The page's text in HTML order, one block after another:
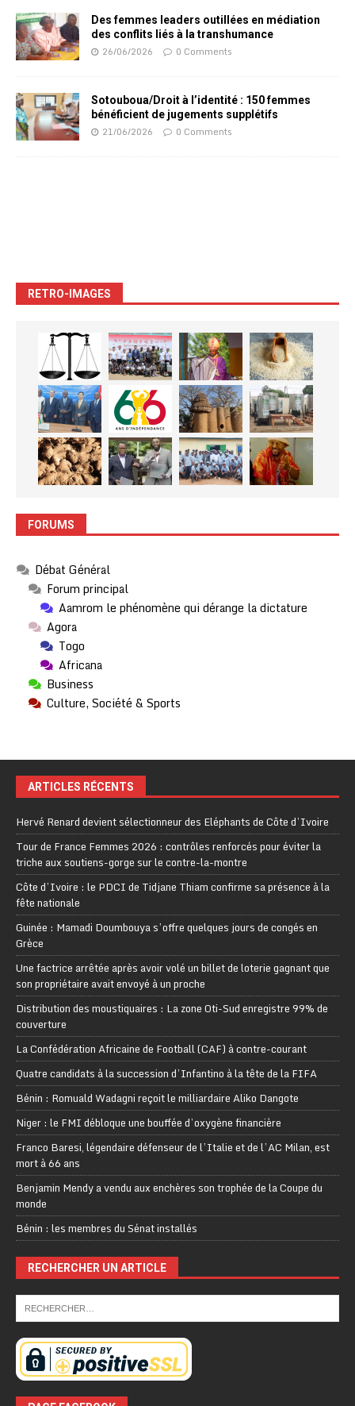
Des femmes leaders outillées en médiation
des conflits liés à la transhumance
26/06/2026 0 Comments
Sotouboua/Droit à l’identité : 150 femmes
bénéficient de jugements supplétifs
21/06/2026 0 Comments
RETRO-IMAGES
FORUMS
Débat Général
Forum principal
Aamrom le phénomène qui dérange la dictature
Agora
Togo
Africana
Business
Culture, Société & Sports
ARTICLES RÉCENTS
Hervé Renard devient sélectionneur des Eléphants de Côte d’Ivoire
Tour de France Femmes 2026 : contrôles renforcés pour éviter la
triche aux soutiens-gorge sur le contre-la-montre
Côte d’Ivoire : le PDCI de Tidjane Thiam confirme sa présence à la
fête nationale
Guinée : Mamadi Doumbouya s’offre quelques jours de congés en
Grèce
Une factrice arrêtée après avoir volé un billet de loterie gagnant que
son propriétaire avait envoyé à un proche
Distribution des moustiquaires : La zone Oti-Sud enregistre 99% de
couverture
La Confédération Africaine de Football (CAF) à contre-courant
Quatre candidats à la succession d’Infantino à la tête de la FIFA
Bénin : Romuald Wadagni reçoit le milliardaire Aliko Dangote
Niger : le FMI débloque une bouffée d’oxygène financière
Franco Baresi, légendaire défenseur de l’Italie et de l’AC Milan, est
mort à 66 ans
Benjamin Mendy a vendu aux enchères son trophée de la Coupe du
monde
Bénin : les membres du Sénat installés
RECHERCHER UN ARTICLE